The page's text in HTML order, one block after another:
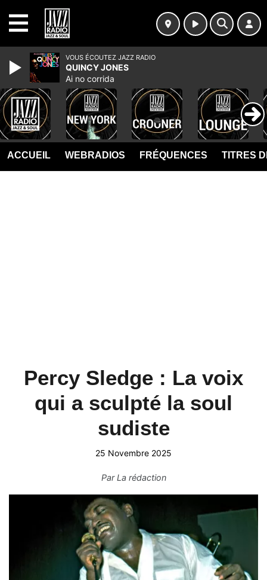
ACCUEIL WEBRADIOS FRÉQUENCES TITRES
Percy Sledge : La voix
qui a sculpté la soul
sudiste
25 Novembre 2025
ParLa rédaction
VOUS ÉCOUTEZ JAZZ RADIO
QUINCY JONES
Ai no corrida